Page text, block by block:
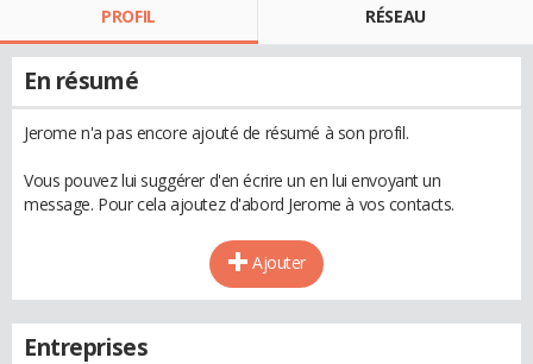
PROFIL RÉSEAU
En résumé
Jerome n'a pas encore ajouté de résumé à son profil.
Vous pouvez lui suggérer d'en écrire un en lui envoyant un
message. Pour cela ajoutez d'abord Jerome à vos contacts.
Ajouter
Entreprises